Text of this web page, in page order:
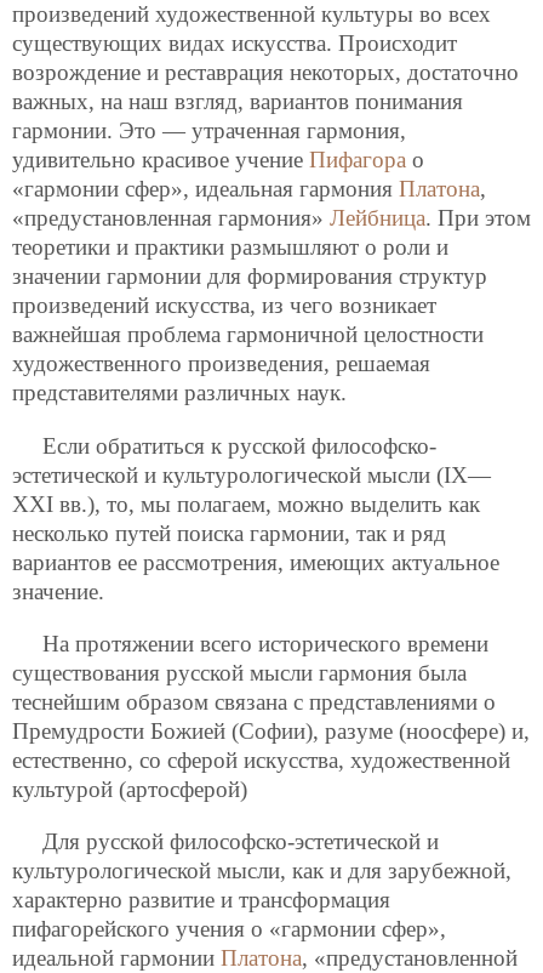
произведений художественной культуры во всех
существующих видах искусства. Происходит
возрождение и реставрация некоторых, достаточно
важных, на наш взгляд, вариантов понимания
гармонии. Это — утраченная гармония,
удивительно красивое учение Пифагора о
«гармонии сфер», идеальная гармония Платона,
«предустановленная гармония» Лейбница. При этом
теоретики и практики размышляют о роли и
значении гармонии для формирования структур
произведений искусства, из чего возникает
важнейшая проблема гармоничной целостности
художественного произведения, решаемая
представителями различных наук.
Если обратиться к русской философско-
эстетической и культурологической мысли (IX—
ХХI вв.), то, мы полагаем, можно выделить как
несколько путей поиска гармонии, так и ряд
вариантов ее рассмотрения, имеющих актуальное
значение.
На протяжении всего исторического времени
существования русской мысли гармония была
теснейшим образом связана с представлениями о
Премудрости Божией (Софии), разуме (ноосфере) и,
естественно, со сферой искусства, художественной
культурой (артосферой)
Для русской философско-эстетической и
культурологической мысли, как и для зарубежной,
характерно развитие и трансформация
пифагорейского учения о «гармонии сфер»,
идеальной гармонии Платона, «предустановленной